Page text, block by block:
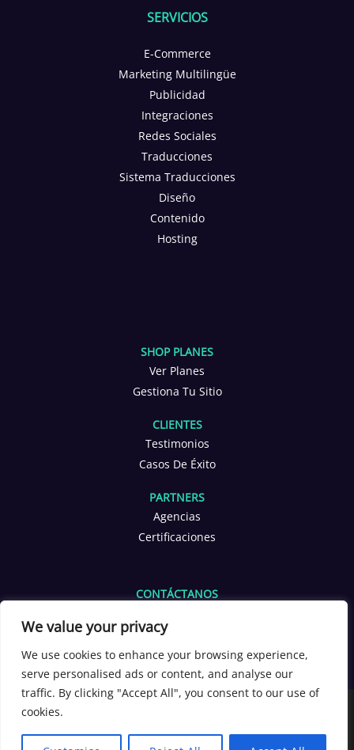
We value your privacy
We use cookies to enhance your browsing experience,
serve personalised ads or content, and analyse our
traffic. By clicking "Accept All", you consent to our use of
cookies.
SERVICIOS
E-Commerce
Marketing Multilingüe
Publicidad
Integraciones
Redes Sociales
Traducciones
Sistema Traducciones
Diseño
Contenido
Hosting
SHOP PLANES
Ver Planes
Gestiona Tu Sitio
CLIENTES
Testimonios
Casos De Éxito
PARTNERS
Agencias
Certificaciones
CONTÁCTANOS
+1 601 653 2566
[yoppen_chatbot]
English Español Español